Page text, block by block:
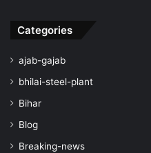
Categories
ajab-gajab
bhilai-steel-plant
Bihar
Blog
Breaking-news